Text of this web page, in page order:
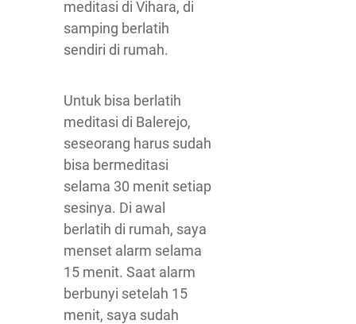
meditasi di Vihara, di
samping berlatih
sendiri di rumah.
Untuk bisa berlatih
meditasi di Balerejo,
seseorang harus sudah
bisa bermeditasi
selama 30 menit setiap
sesinya. Di awal
berlatih di rumah, saya
menset alarm selama
15 menit. Saat alarm
berbunyi setelah 15
menit, saya sudah